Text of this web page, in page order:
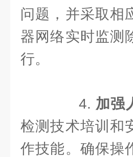
问题，并采取相
器网络实时监测
行。
4. 加强
检测技术培训和
作技能。确保操